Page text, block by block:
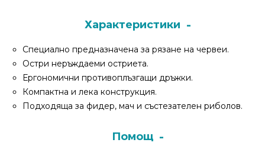
нас
Контакти
Поръчка
и
Характеристики
Специално предназначена за рязане на червеи.
Остри неръждаеми остриета.
Ергономични противоплъзгащи дръжки.
Компактна и лека конструкция.
Подходяща за фидер, мач и състезателен риболов.
Помощ